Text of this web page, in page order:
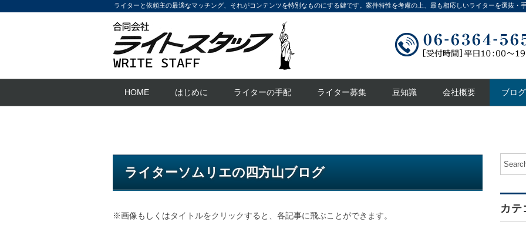
ライターと依頼主の最適なマッチング、それがコンテンツを特別なものにする鍵です。案件特性を考慮の上、最も相応しいライターを選抜・
HOME はじめに ライターの手配 ライター募集 豆知識 会社概要 ブログ
ライターソムリエの四方山ブログ
※画像もしくはタイトルをクリックすると、各記事に飛ぶことができます。
カテ